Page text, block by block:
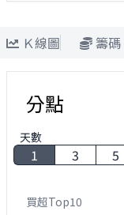
Ｋ線圖 籌碼
分點
天數
1 3 5
買超Top10